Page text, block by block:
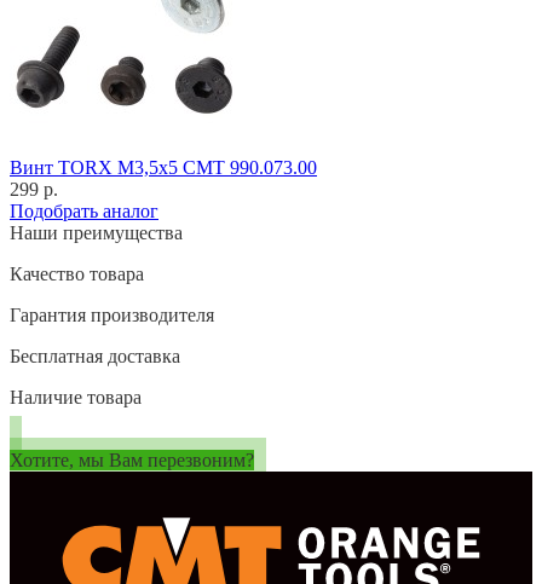
Винт TORX M3,5x5 CMT 990.073.00
299 р.
Подобрать аналог
Наши преимущества
Качество товара
Гарантия производителя
Бесплатная доставка
Наличие товара
Хотите, мы Вам перезвоним?